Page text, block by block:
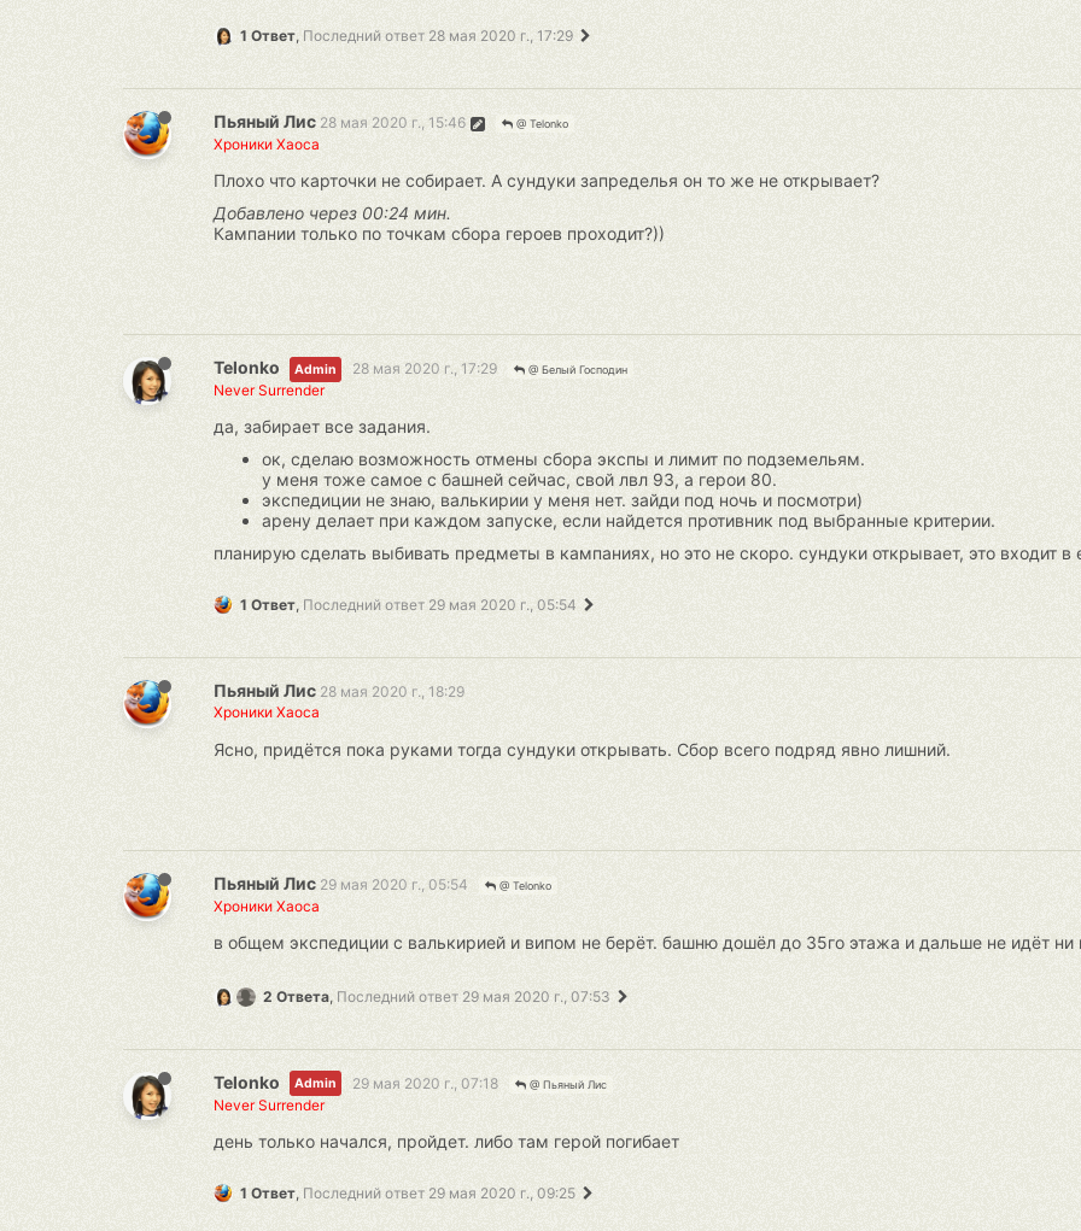
1 Ответ, Последний ответ 28 мая 2020 г., 17:29
Пьяный Лис 28 мая 2020 г., 15:46 @ Telonko
Хроники Хаоса
Плохо что карточки не собирает. А сундуки запределья он то же не открывает?
Добавлено через 00:24 мин.
Кампании только по точкам сбора героев проходит?))
Telonko Admin 28 мая 2020 г., 17:29 @ Белый Господин
Never Surrender
да, забирает все задания.
ок, сделаю возможность отмены сбора экспы и лимит по подземельям.
у меня тоже самое с башней сейчас, свой лвл 93, а герои 80.
экспедиции не знаю, валькирии у меня нет. зайди под ночь и посмотри)
арену делает при каждом запуске, если найдется противник под выбранные критерии.
планирую сделать выбивать предметы в кампаниях, но это не скоро. сундуки открывает, это входит в
1 Ответ, Последний ответ 29 мая 2020 г., 05:54
Пьяный Лис 28 мая 2020 г., 18:29
Хроники Хаоса
Ясно, придётся пока руками тогда сундуки открывать. Сбор всего подряд явно лишний.
Пьяный Лис 29 мая 2020 г., 05:54 @ Telonko
Хроники Хаоса
в общем экспедиции с валькирией и випом не берёт. башню дошёл до 35го этажа и дальше не идёт ни
2 Ответа, Последний ответ 29 мая 2020 г., 07:53
Telonko Admin 29 мая 2020 г., 07:18 @ Пьяный Лис
Never Surrender
день только начался, пройдет. либо там герой погибает
1 Ответ, Последний ответ 29 мая 2020 г., 09:25